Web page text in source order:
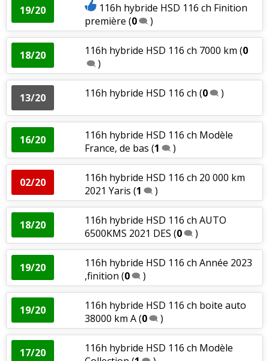
19/20
116h hybride HSD 116 ch Finition
première (0 )
18/20 116h hybride HSD 116 ch 7000 km (0
)
13/20 116h hybride HSD 116 ch (0 )
16/20
116h hybride HSD 116 ch Modèle
France, de bas (1 )
02/20
116h hybride HSD 116 ch 20 000 km
2021 Yaris (1 )
18/20
116h hybride HSD 116 ch AUTO
6500KMS 2021 DES (0 )
19/20
116h hybride HSD 116 ch Année 2023
,finition (0 )
19/20
116h hybride HSD 116 ch boite auto
38000 km A(0 )
17/20
116h hybride HSD 116 ch Modèle